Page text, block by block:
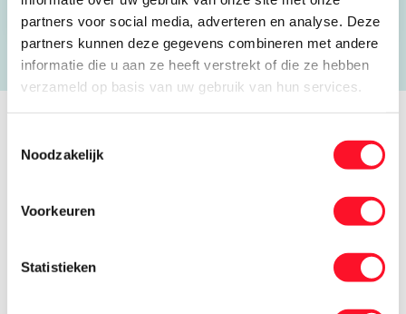
partners voor social media, adverteren en analyse. Deze
partners kunnen deze gegevens combineren met andere
informatie die u aan ze heeft verstrekt of die ze hebben
verzameld op basis van uw gebruik van hun services.
Noodzakelijk
Voorkeuren
Statistieken
Verhalen van koele kikkers